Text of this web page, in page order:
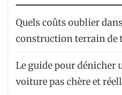
Quels coûts oublier
construction terrain de
Le guide pour dénicher
voiture pas chère et